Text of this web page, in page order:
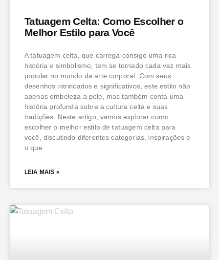
Tatuagem Celta: Como Escolher o
Melhor Estilo para Você
A tatuagem celta, que carrega consigo uma rica
história e simbolismo, tem se tornado cada vez mais
popular no mundo da arte corporal. Com seus
desenhos intrincados e significativos, este estilo não
apenas embeleza a pele, mas também conta uma
história profunda sobre a cultura celta e suas
tradições. Neste artigo, vamos explorar como
escolher o melhor estilo de tatuagem celta para
você, discutindo diferentes categorias, inspirações e
o que
LEIA MAIS »